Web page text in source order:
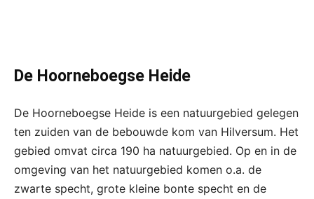
De Hoorneboegse Heide
De Hoorneboegse Heide is een natuurgebied gelegen
ten zuiden van de bebouwde kom van Hilversum. Het
gebied omvat circa 190 ha natuurgebied. Op en in de
omgeving van het natuurgebied komen o.a. de
zwarte specht, grote kleine bonte specht en de